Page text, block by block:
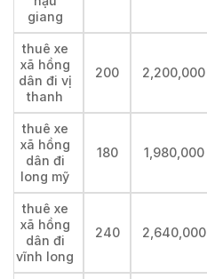
giang
thuê xe
xã hồng
dân đi vị
thanh
200 2,200,000
thuê xe
xã hồng
dân đi
long mỹ
180 1,980,000
thuê xe
xã hồng
dân đi
vĩnh long
240 2,640,000